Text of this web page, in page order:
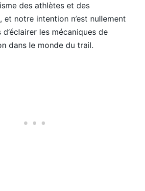
des athlètes et des
et notre intention n’est nullement
les mécaniques de
dans le monde du trail.